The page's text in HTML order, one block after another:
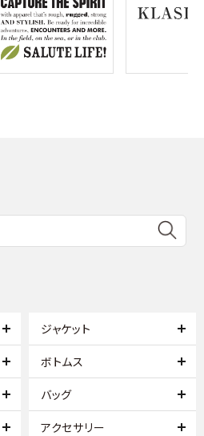
会員登録
ジャケット
ボトムス
バッグ
アクセサリー